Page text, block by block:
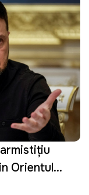
Orientul